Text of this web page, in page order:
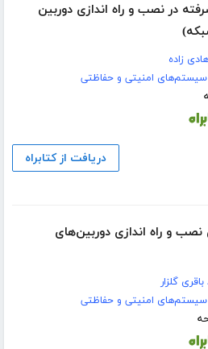
در نصب و راه اندازی دوربین
زاده
سیستم‌های امنیتی و حفاظتی
دریافت از کتابراه
مهم برای نصب و راه اندازی دوربین‌های
گلزار
سیستم‌های امنیتی و حفاظتی